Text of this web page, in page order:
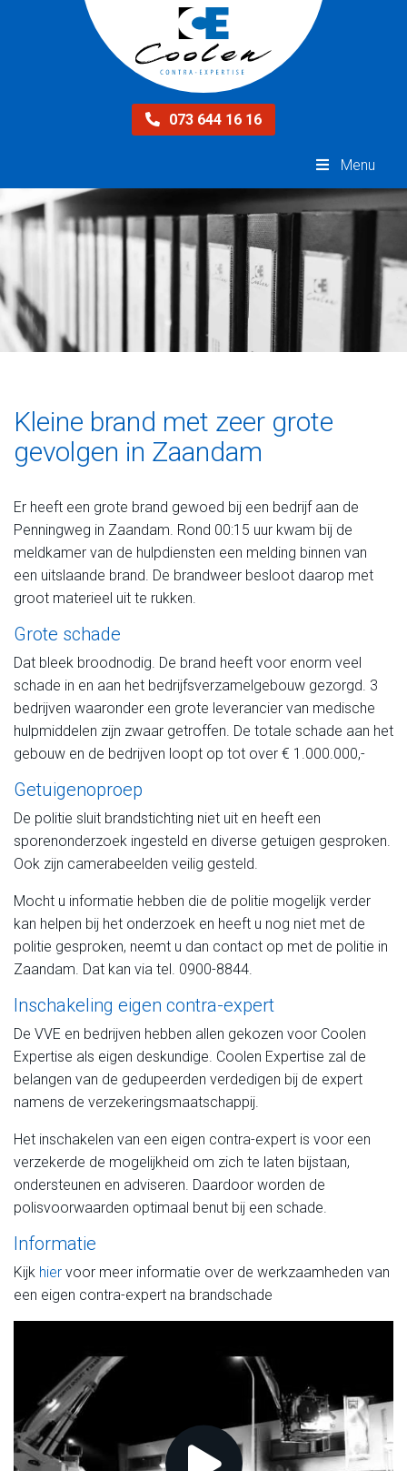
073 644 16 16
Menu
Kleine brand met zeer grote
gevolgen in Zaandam
Er heeft een grote brand gewoed bij een bedrijf aan de
Penningweg in Zaandam. Rond 00:15 uur kwam bij de
meldkamer van de hulpdiensten een melding binnen van
een uitslaande brand. De brandweer besloot daarop met
groot materieel uit te rukken.
Grote schade
Dat bleek broodnodig. De brand heeft voor enorm veel
schade in en aan het bedrijfsverzamelgebouw gezorgd. 3
bedrijven waaronder een grote leverancier van medische
hulpmiddelen zijn zwaar getroffen. De totale schade aan het
gebouw en de bedrijven loopt op tot over € 1.000.000,-
Getuigenoproep
De politie sluit brandstichting niet uit en heeft een
sporenonderzoek ingesteld en diverse getuigen gesproken.
Ook zijn camerabeelden veilig gesteld.
Mocht u informatie hebben die de politie mogelijk verder
kan helpen bij het onderzoek en heeft u nog niet met de
politie gesproken, neemt u dan contact op met de politie in
Zaandam. Dat kan via tel. 0900-8844.
Inschakeling eigen contra-expert
De VVE en bedrijven hebben allen gekozen voor Coolen
Expertise als eigen deskundige. Coolen Expertise zal de
belangen van de gedupeerden verdedigen bij de expert
namens de verzekeringsmaatschappij.
Het inschakelen van een eigen contra-expert is voor een
verzekerde de mogelijkheid om zich te laten bijstaan,
ondersteunen en adviseren. Daardoor worden de
polisvoorwaarden optimaal benut bij een schade.
Informatie
Kijk hier voor meer informatie over de werkzaamheden van
een eigen contra-expert na brandschade